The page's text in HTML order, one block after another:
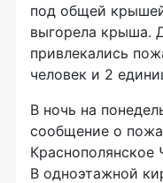
под общей крышей
выгорела крыша.
привлекались
человек и 2
В ночь на
сообщение о
Краснополянское
В одноэтажной